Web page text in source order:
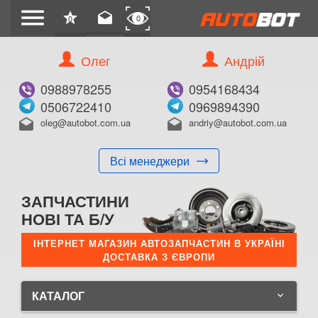
menu star
0 drafts 0
Олег
0988978255
0506722410
drafts oleg@autobot.com.ua
Всі менеджери
Андрій
0954168434
0969894390
drafts andriy@autobot.com.ua
ЗАПЧАСТИНИ
НОВІ ТА Б/У
ІНТЕРНЕТ МАГАЗИН АВТОЗАПЧАСТИН В УКРАЇНІ
ДОСТАВКА З ЄВРОПИ
КАТАЛОГ keyboard_arrow_down